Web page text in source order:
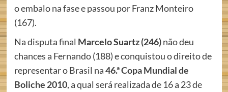
o embalo na fase e passou por Franz Monteiro
(167).
Na disputa final Marcelo Suartz (246)não deu
chances a Fernando (188) e conquistou o direito de
representar o Brasil na46.ª Copa Mundial de
Boliche 2010, a qual será realizada de 16 a 23 de